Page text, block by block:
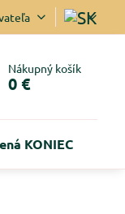
Nákupný košík
0 €
KONIEC